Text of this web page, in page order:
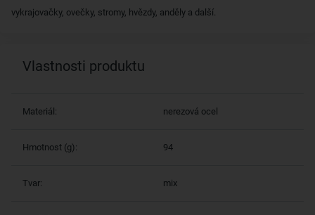
vykrajovačky, ovečky, stromy, hvězdy, anděly a další.
Vlastnosti produktu
Materiál: nerezová ocel
Hmotnost (g): 94
Tvar: mix